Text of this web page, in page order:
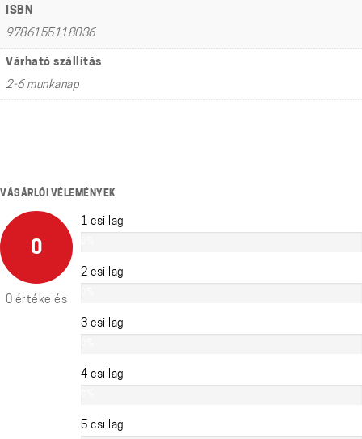
ISBN
9786155118036
Várható szállítás
2-6 munkanap
VÁSÁRLÓI VÉLEMÉNYEK
0
0 értékelés
1 csillag
2 csillag
3 csillag
4 csillag
5 csillag